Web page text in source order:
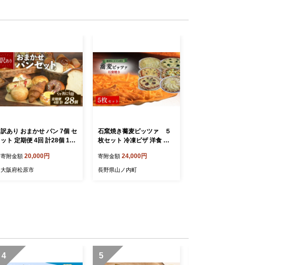
訳あり おまかせ パン 7個 セ
ット 定期便 4回 計28個 1ヶ
わせ 冷凍パン パンセット
お試し 朝食 おやつ 食べ比
寄附金額 20,000円
大阪府松原市
石窯焼き蕎麦ピッツァ ５
枚セット 冷凍ピザ 洋食 ピ
ザ 季節のピザ そばピザ ラ
ンチ 軽食
寄附金額 24,000円
長野県山ノ内町
4 5